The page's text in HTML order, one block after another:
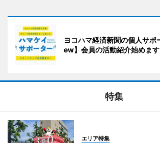
ヨコハマ経済新聞の個人サ
ew】会員の活動紹介始めます
特集
エリア特集